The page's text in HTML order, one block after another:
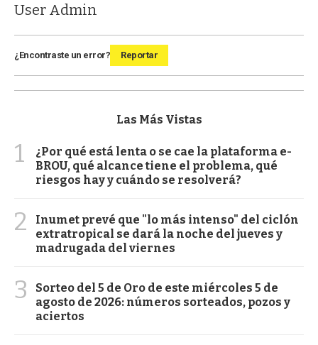
User Admin
¿Encontraste un error? Reportar
Las Más Vistas
1
¿Por qué está lenta o se cae la plataforma e-
BROU, qué alcance tiene el problema, qué
riesgos hay y cuándo se resolverá?
2
Inumet prevé que "lo más intenso" del ciclón
extratropical se dará la noche del jueves y
madrugada del viernes
3
Sorteo del 5 de Oro de este miércoles 5 de
agosto de 2026: números sorteados, pozos y
aciertos